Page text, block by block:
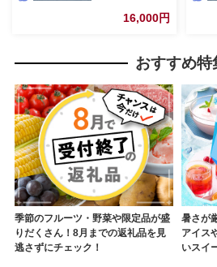
応援 ひのひかり 森のくまさん
おすすめ 熊本県 甲佐町【価格
16,000円
安
おすすめ特
季節のフルーツ・野菜や限定品が盛
りだくさん！8月までの返礼品を見
逃さずにチェック！
暑さが
アイス
いスイ